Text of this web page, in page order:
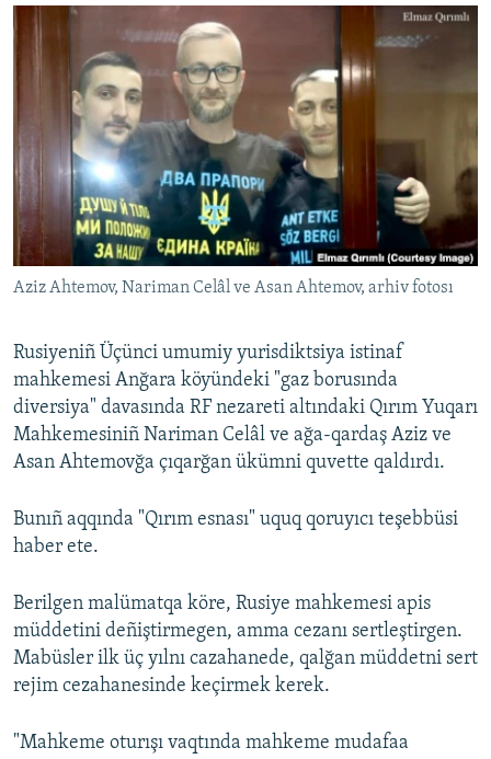
VİDEO
SÜRET
BLOGLAR
FİKİR
Русский
Українською
QOŞULIÑIZ!
RFE/RS bütün saytları
Aziz Ahtemov, Nariman Celâl ve Asan Ahtemov, arhiv fotosı
Rusiyeniñ Üçünci umumiy yurisdiktsiya istinaf
mahkemesi Anğara köyündeki "gaz borusında
diversiya" davasında RF nezareti altındaki Qırım Yuqarı
Mahkemesiniñ Nariman Celâl ve ağa-qardaş Aziz ve
Asan Ahtemovğa çıqarğan ükümni quvette qaldırdı.
Bunıñ aqqında "Qırım esnası" uquq qoruyıcı teşebbüsi
haber ete.
Berilgen malümatqa köre, Rusiye mahkemesi apis
müddetini deñiştirmegen, amma cezanı sertleştirgen.
Mabüsler ilk üç yılnı cazahanede, qalğan müddetni sert
rejim cezahanesinde keçirmek kerek.
"Mahkeme oturışı vaqtında mahkeme mudafaa